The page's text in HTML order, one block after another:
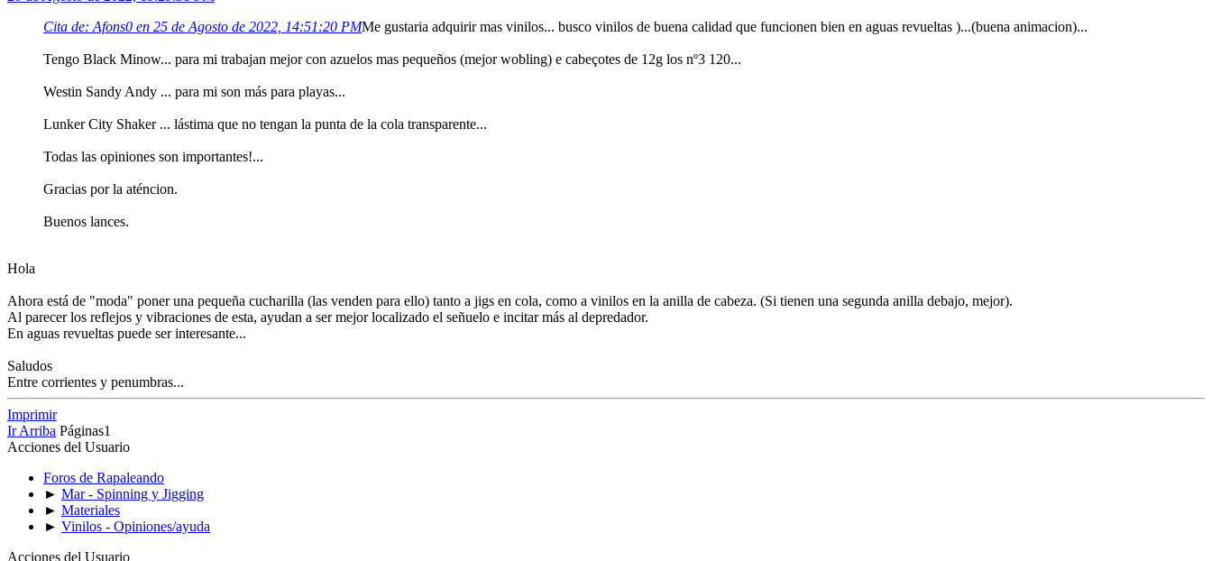
Cita de: Afons0 en 25 de Agosto de 2022, 14:51:20 PMMe gustaria adquirir mas vinilos... busco vinilos de buena calidad que funcionen bien en aguas revueltas )...(buena animacion)...
Tengo Black Minow... para mi trabajan mejor con azuelos mas pequeños (mejor wobling) e cabeçotes de 12g los nº3 120...
Westin Sandy Andy ... para mi son más para playas...
Lunker City Shaker ... lástima que no tengan la punta de la cola transparente...
Todas las opiniones son importantes!...
Gracias por la aténcion.
Buenos lances.
Hola
Ahora está de "moda" poner una pequeña cucharilla (las venden para ello) tanto a jigs en cola, como a vinilos en la anilla de cabeza. (Si tienen una segunda anilla debajo, mejor).
Al parecer los reflejos y vibraciones de esta, ayudan a ser mejor localizado el señuelo e incitar más al depredador.
En aguas revueltas puede ser interesante...
Saludos
Entre corrientes y penumbras...
Imprimir
Ir Arriba Páginas1
Acciones del Usuario
Foros de Rapaleando
► Mar - Spinning y Jigging
► Materiales
► Vinilos - Opiniones/ayuda
Acciones del Usuario